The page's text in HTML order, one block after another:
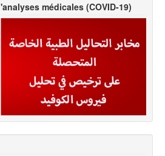
médicales (COVID-19)